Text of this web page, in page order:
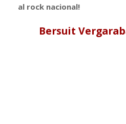
al rock nacional!
Bersuit